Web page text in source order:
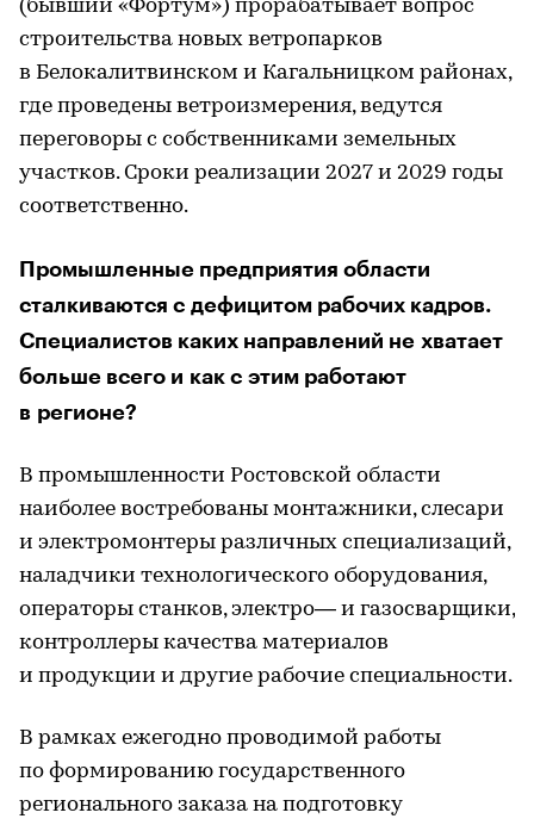
(бывший «Фортум») прорабатывает вопрос
строительства новых ветропарков
в Белокалитвинском и Кагальницком районах,
где проведены ветроизмерения, ведутся
переговоры с собственниками земельных
участков. Сроки реализации 2027 и 2029 годы
соответственно.
Промышленные предприятия области
сталкиваются с дефицитом рабочих кадров.
Специалистов каких направлений не хватает
больше всего и как с этим работают
в регионе?
В промышленности Ростовской области
наиболее востребованы монтажники, слесари
и электромонтеры различных специализаций,
наладчики технологического оборудования,
операторы станков, электро— и газосварщики,
контроллеры качества материалов
и продукции и другие рабочие специальности.
В рамках ежегодно проводимой работы
по формированию государственного
регионального заказа на подготовку